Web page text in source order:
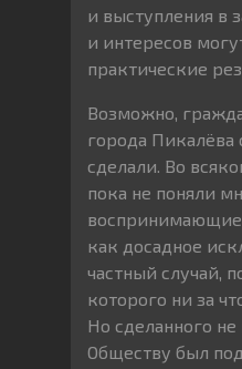
и выступления в
и интересов
практические
Возможно,
города Пикалёва
сделали. Во
пока не поняли
как досадное
частный случай,
которого ни за
Но сделанного
Обществу был